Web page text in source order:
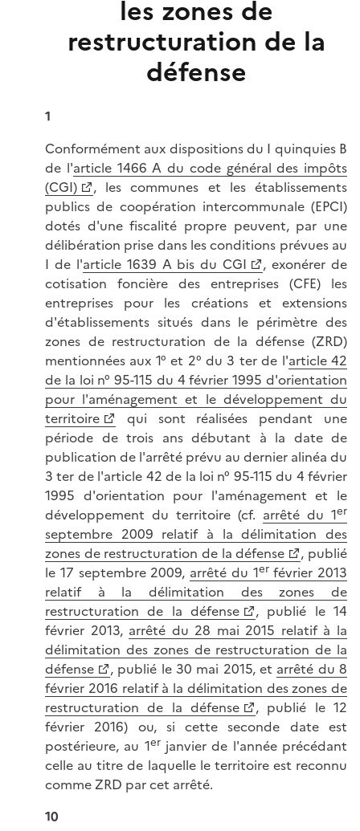
les zones de
restructuration de la
défense
1
Conformément aux dispositions du I quinquies B
de l'article 1466 A du code général des impôts
(CGI)
, les communes et les établissements
publics de coopération intercommunale (EPCI)
dotés d'une fiscalité propre peuvent, par une
délibération prise dans les conditions prévues au
I de l'article 1639 A bis du CGI
, exonérer de
cotisation foncière des entreprises (CFE) les
entreprises pour les créations et extensions
d'établissements situés dans le périmètre des
zones de restructuration de la défense (ZRD)
mentionnées aux 1° et 2° du 3 ter de l'article 42
de la loi n° 95-115 du 4 février 1995 d'orientation
pour l'aménagement et le développement du
territoire
qui sont réalisées pendant une
période de trois ans débutant à la date de
publication de l'arrêté prévu au dernier alinéa du
3 ter de l'article 42 de la loi n° 95-115 du 4 février
1995 d'orientation pour l'aménagement et le
développement du territoire (cf. arrêté du 1er
septembre 2009 relatif à la délimitation des
zones de restructuration de la défense
, publié
le 17 septembre 2009, arrêté du 1erfévrier 2013
relatif à la délimitation des zones de
restructuration de la défense
, publié le 14
février 2013, arrêté du 28 mai 2015 relatif à la
délimitation des zones de restructuration de la
défense
, publié le 30 mai 2015, et arrêté du 8
février 2016 relatif à la délimitation des zones de
restructuration de la défense
, publié le 12
février 2016) ou, si cette seconde date est
postérieure, au 1erjanvier de l'année précédant
celle au titre de laquelle le territoire est reconnu
comme ZRD par cet arrêté.
10